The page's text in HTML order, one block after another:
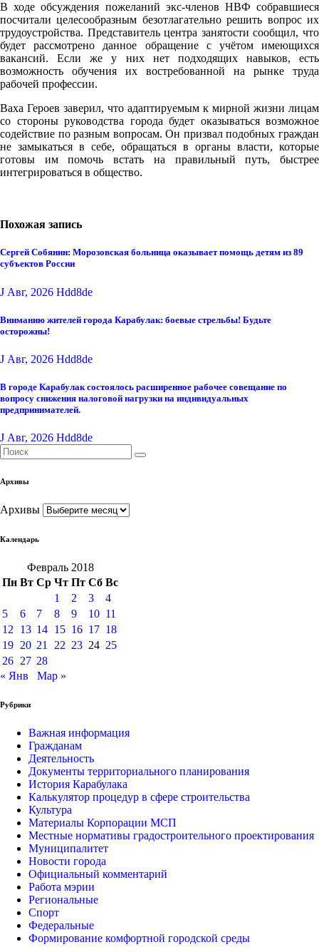
В ходе обсуждения пожеланий экс-членов НВФ собравшиеся
посчитали целесообразным безотлагательно решить вопрос их
трудоустройства. Представитель центра занятости сообщил, что
будет рассмотрено данное обращение с учётом имеющихся
вакансий. Если же у них нет подходящих навыков, есть
возможность обучения их востребованной на рынке труда
рабочей профессии.
Ваха Героев заверил, что адаптируемым к мирной жизни лицам
со стороны руководства города будет оказываться возможное
содействие по разным вопросам. Он призвал подобных граждан
не замыкаться в себе, обращаться в органы власти, которые
готовы им помочь встать на правильный путь, быстрее
интегрироваться в общество.
Похожая запись
Сергей Собянин: Морозовская больница оказывает помощь детям из 89
субъектов России
J Авг, 2026 Hdd8de
Вниманию жителей города Карабулак: боевые стрельбы! Будьте
осторожны!
J Авг, 2026 Hdd8de
В городе Карабулак состоялось расширенное рабочее совещание по
вопросу снижения налоговой нагрузки на индивидуальных
предпринимателей.
J Авг, 2026 Hdd8de
Архивы
Архивы
Календарь
Февраль 2018
Пн Вт Ср Чт Пт Сб Вс
1
2 3
4
5
6 7 8 9 10 11
12
13 14 15 16 17 18
19 20 21 22 23 24 25
26 27 28
« Янв
Мар »
Рубрики
Важная информация
Гражданам
Деятельность
Документы территориального планирования
История Карабулака
Калькулятор процедур в сфере строительства
Культура
Материалы Корпорации МСП
Местные нормативы градостроительного проектирования
Муниципалитет
Новости города
Официальный комментарий
Работа мэрии
Региональные
Спорт
Федеральные
Формирование комфортной городской среды